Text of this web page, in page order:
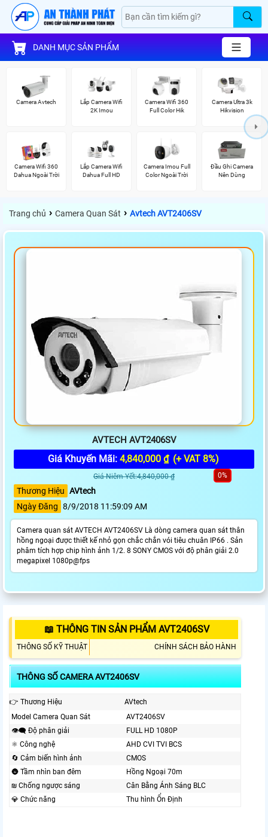
DANH MỤC SẢN PHẨM
Camera Avtech
Lắp Camera Wifi
2K Imou
Camera Wifi 360
Full Color Hik
Camera Ultra 3k
Hikvision
Camera Wifi 360
Dahua Ngoài Trời
Lắp Camera Wifi
Dahua Full HD
Camera Imou Full
Color Ngoài Trời
Đầu Ghi Camera
Nên Dùng
Trang chủ › Camera Quan Sát › Avtech AVT2406SV
AVTECH AVT2406SV
Giá Khuyến Mãi: 4,840,000 ₫ (+ VAT 8%)
Giá Niêm Yết:4,840,000 ₫ 0%
Thương Hiệu AVtech
Ngày Đăng 8/9/2018 11:59:09 AM
Camera quan sát AVTECH AVT2406SV Là dòng camera quan sát thân
hồng ngoại được thiết kế nhỏ gọn chắc chắn vói tiêu chuân IP66 . Sản
phâm tích hợp chip hình ảnh 1/2. 8 SONY CMOS với độ phân giải 2.0
megapixel 1080p@fps
📖 THÔNG TIN SẢN PHẨM AVT2406SV
THÔNG SỐ KỸ THUẬT CHÍNH SÁCH BẢO HÀNH
THÔNG SỐ CAMERA AVT2406SV
👉 Thương Hiệu
AVtech
Model Camera Quan Sát
AVT2406SV
👁️‍🗨 Độ phân giải
FULL HD 1080P
⚛️ Công nghệ
AHD CVI TVI BCS
🔄 Cảm biến hình ảnh
CMOS
🌚 Tầm nhìn ban đêm
Hồng Ngoại 70m
₪ Chống ngược sáng
Cân Bằng Ánh Sáng BLC
💎 Chức năng
Thu hình Ổn Định